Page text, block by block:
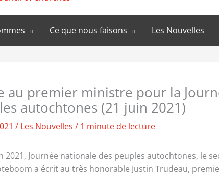
Ce que nous faisons Les Nouvelles
au premier ministre pour la
autochtones (21 juin 2021)
/ Les Nouvelles / 1 minute de lecture
2021, Journée nationale des peuples autochtones, le
a écrit au très honorable Justin Trudeau,